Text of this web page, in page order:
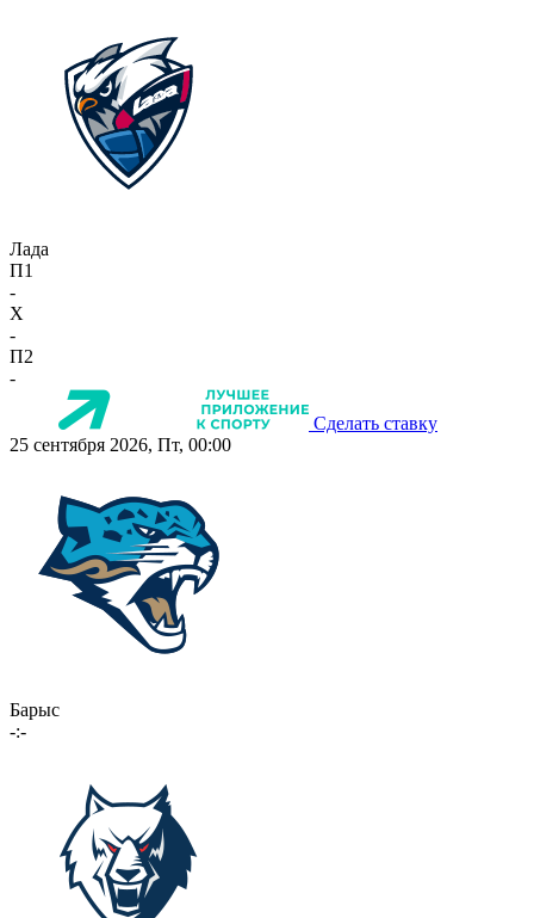
Лада
П1
-
X
-
П2
-
Сделать ставку
25 сентября 2026, Пт, 00:00
Барыс
-:-